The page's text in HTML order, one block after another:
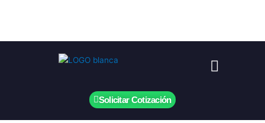
Menú
Solicitar Cotización